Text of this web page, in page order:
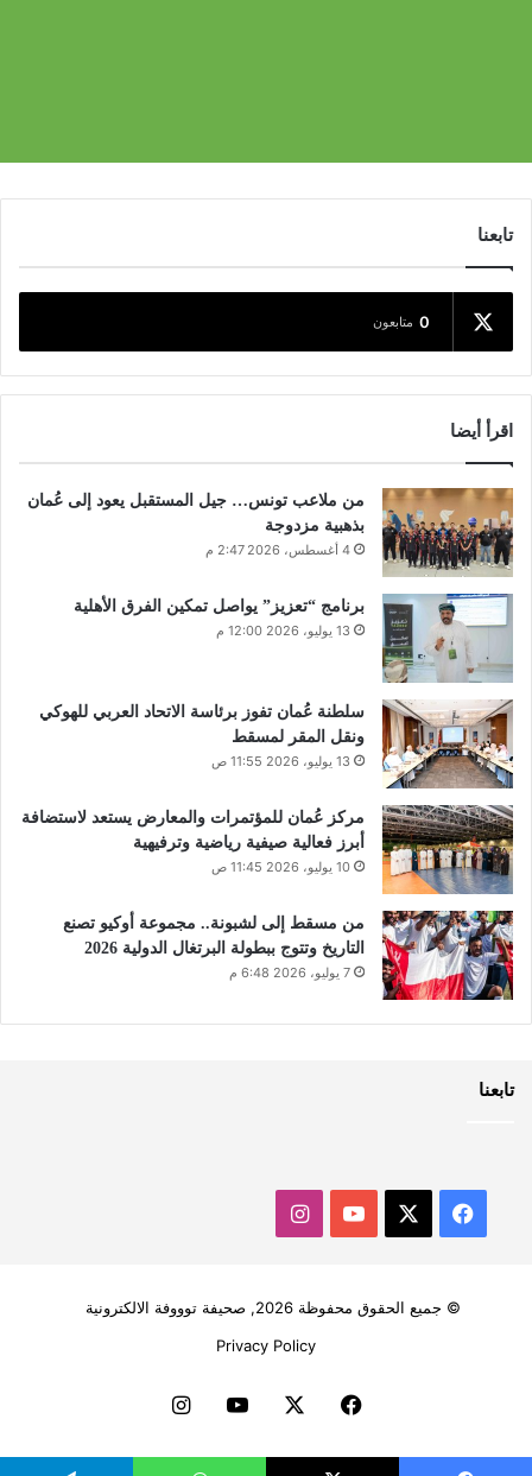
تابعنا
0 متابعون
اقرأ أيضا
من ملاعب تونس… جيل المستقبل يعود إلى عُمان
بذهبية مزدوجة
4 أغسطس، 2026 2:47 م
برنامج “تعزيز” يواصل تمكين الفرق الأهلية
13 يوليو، 2026 12:00 م
سلطنة عُمان تفوز برئاسة الاتحاد العربي للهوكي
ونقل المقر لمسقط
13 يوليو، 2026 11:55 ص
مركز عُمان للمؤتمرات والمعارض يستعد لاستضافة
أبرز فعالية صيفية رياضية وترفيهية
10 يوليو، 2026 11:45 ص
من مسقط إلى لشبونة.. مجموعة أوكيو تصنع
التاريخ وتتوج ببطولة البرتغال الدولية 2026
7 يوليو، 2026 6:48 م
تابعنا
فيسبوك ‫YouTubeانستقرام
© جميع الحقوق محفوظة 2026, صحيفة توووفة الالكترونية
Privacy Policy
فيسبوك ‫YouTubeانستقرام